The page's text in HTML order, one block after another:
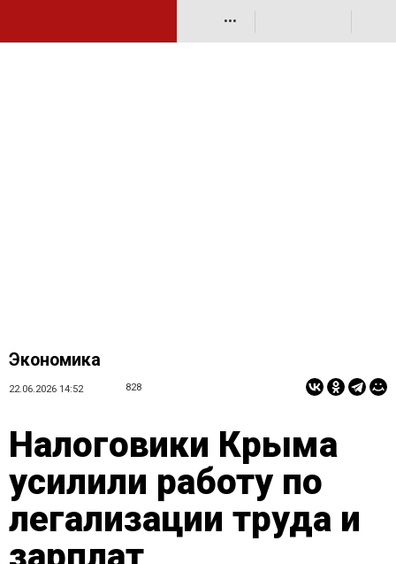
•••
Экономика
22.06.2026 14:52 828
Налоговики Крыма
усилили работу по
легализации труда и